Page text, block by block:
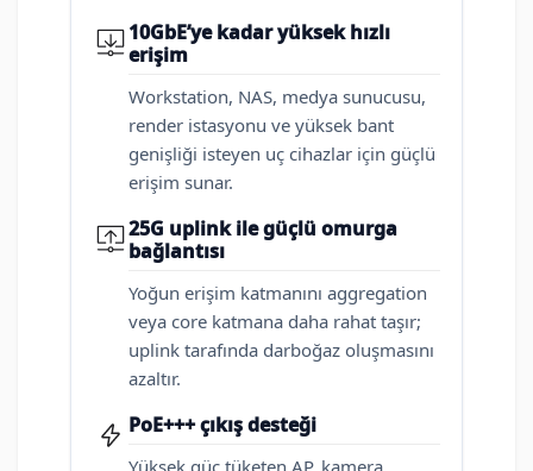
10GbE’ye kadar yüksek hızlı
erişim
Workstation, NAS, medya sunucusu,
render istasyonu ve yüksek bant
genişliği isteyen uç cihazlar için güçlü
erişim sunar.
25G uplink ile güçlü omurga
bağlantısı
Yoğun erişim katmanını aggregation
veya core katmana daha rahat taşır;
uplink tarafında darboğaz oluşmasını
azaltır.
PoE+++ çıkış desteği